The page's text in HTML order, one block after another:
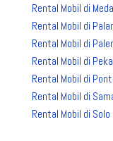
Rental Mobil di
Rental Mobil di
Rental Mobil di
Rental Mobil di
Rental Mobil di
Rental Mobil di
Rental Mobil di Solo